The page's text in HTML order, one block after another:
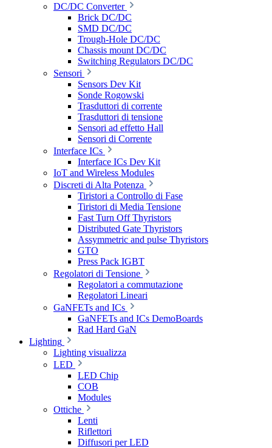
DC/DC Converter
Brick DC/DC
SMD DC/DC
Trough-Hole DC/DC
Chassis mount DC/DC
Switching Regulators DC/DC
Sensori
Sensors Dev Kit
Sonde Rogowski
Trasduttori di corrente
Trasduttori di tensione
Sensori ad effetto Hall
Sensori di Corrente
Interface ICs
Interface ICs Dev Kit
IoT and Wireless Modules
Discreti di Alta Potenza
Tiristori a Controllo di Fase
Tiristori di Media Tensione
Fast Turn Off Thyristors
Distributed Gate Thyristors
Assymmetric and pulse Thyristors
GTO
Press Pack IGBT
Regolatori di Tensione
Regolatori a commutazione
Regolatori Lineari
GaNFETs and ICs
GaNFETs and ICs DemoBoards
Rad Hard GaN
Lighting
Lighting visualizza
LED
LED Chip
COB
Modules
Ottiche
Lenti
Riflettori
Diffusori per LED